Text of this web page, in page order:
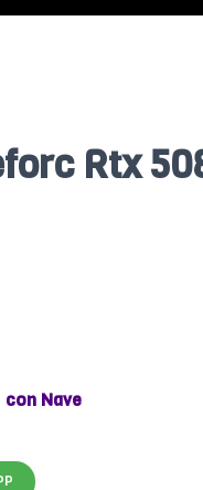
Rtx
con Nave